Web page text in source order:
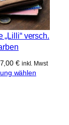
„Lilli“ versch.
€ inkl. Mwst
wählen